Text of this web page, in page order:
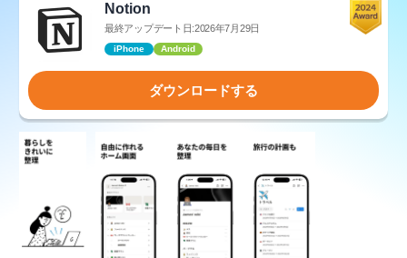
Notion
最終アップデート日:2026年7月29日
iPhone Android
ダウンロードする